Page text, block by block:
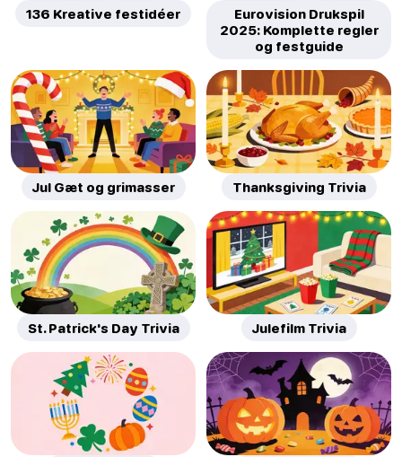
136 Kreative festidéer
Eurovision Drukspil
2025: Komplette regler
og festguide
Jul Gæt og grimasser Thanksgiving Trivia
St. Patrick's Day Trivia Julefilm Trivia